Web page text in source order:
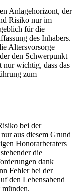
Anlagehorizont, der
Risiko nur im
für die
des Inhabers.
Altersvorsorge
den Schwerpunkt
nur wichtig, dass das
zum
bei der
aus diesem Grund
Honorarberaters
die
dank
Fehler bei der
den Lebensabend